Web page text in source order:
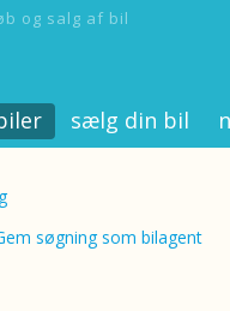
og salg af bil
sælg din bil
søgning som bilagent